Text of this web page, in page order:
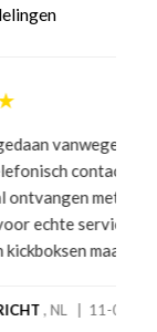
en
1e deel
je
wachten